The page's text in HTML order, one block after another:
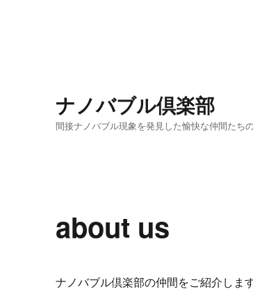
ナノバブル倶楽部
間接ナノバブル現象を発見した愉快な仲間たち
about us
ナノバブル倶楽部の仲間をご紹介しま